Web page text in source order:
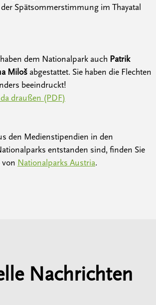
Spätsommerstimmung im Thayatal
dem Nationalpark auch Patrik
Miloš abgestattet. Sie haben die Flechten
beeindruckt!
draußen (PDF)
den Medienstipendien in den
entstanden sind, finden Sie
von Nationalparks Austria.
Nachrichten